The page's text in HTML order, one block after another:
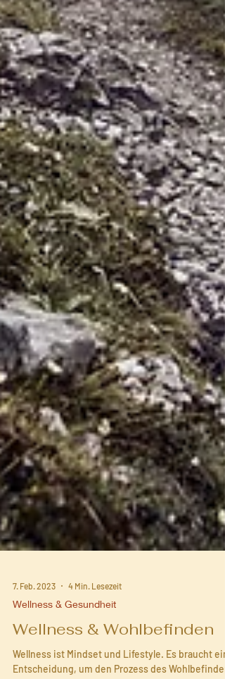
7. Feb. 2023 4 Min. Lesezeit
Wellness & Gesundheit
Wellness & Wohlbefinden
Wellness ist Mindset und Lifestyle. Es braucht